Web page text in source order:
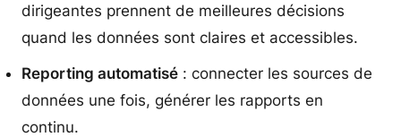
dirigeantes prennent de meilleures décisions
quand les données sont claires et accessibles.
Reporting automatisé : connecter les sources de
données une fois, générer les rapports en
continu.